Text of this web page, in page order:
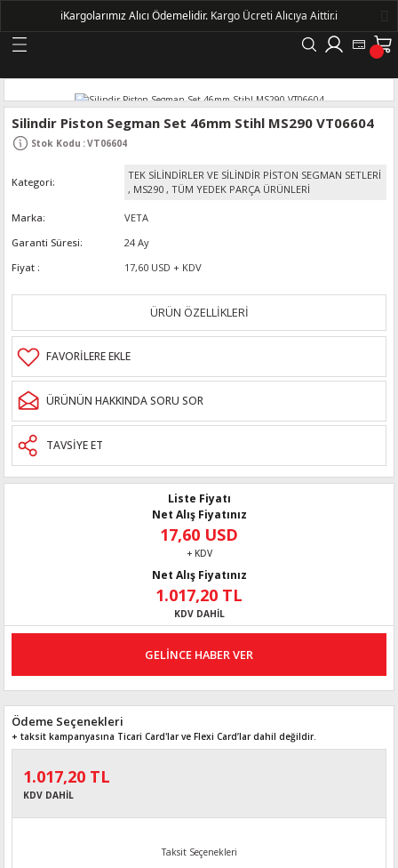
Geri Dön
KASNAKLI ALTERNATÖRLER - 1500
Silindir Piston Segman Set 46mm Stihl MS290 VT06604
Stok Kodu :VT06604
Kategori
TEK SİLİNDİRLER VE SİLİNDİR PİSTON SEGMAN SETLERİ
, MS290 , TÜM YEDEK PARÇA ÜRÜNLERİ
Marka
VETA
Garanti Süresi
24 Ay
Fiyat
17,60 USD + KDV
ÜRÜN ÖZELLİKLERİ
ÜRÜNÜN HAKKINDA SORU SOR
TAVSİYE ET
Liste Fiyatı
Net Alış Fiyatınız
17,60 USD
+ KDV
Net Alış Fiyatınız
1.017,20 TL
KDV DAHİL
GELİNCE HABER VER
Ödeme Seçenekleri
+ taksit kampanyasına Ticari Card'lar ve Flexi Card’lar dahil değildir.
1.017,20 TL
KDV DAHİL
Taksit Seçenekleri
ℹ️Kargolarımız Alıcı Ödemelidir. Kargo Ücreti Alıcıya Aittir.ℹ️